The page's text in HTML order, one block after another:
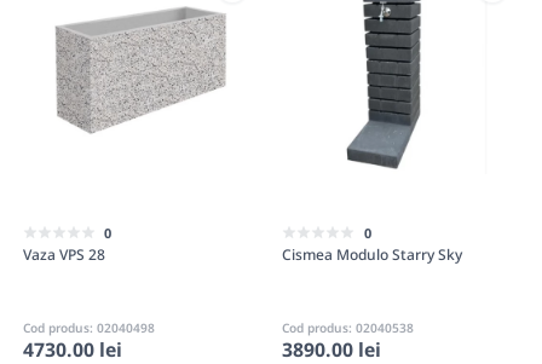
0
Vaza VPS 28
Cod produs: 02040498
4730.00 lei
0
Cismea Modulo Starry Sky
Cod produs: 02040538
3890.00 lei